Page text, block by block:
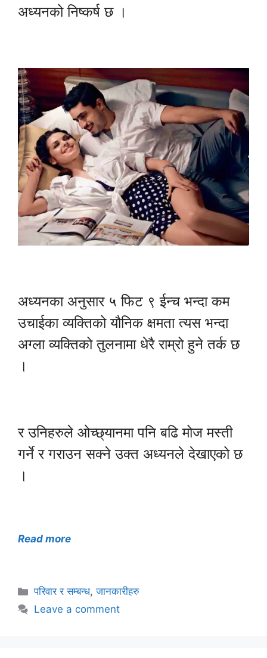
अध्यनको निष्कर्ष छ ।
अध्यनका अनुसार ५ फिट ९ ईन्च भन्दा कम
उचाईका व्यक्तिको यौनिक क्षमता त्यस भन्दा
अग्ला व्यक्तिको तुलनामा धेरै राम्रो हुने तर्क छ
।
र उनिहरुले ओच्छ्यानमा पनि बढि मोज मस्ती
गर्ने र गराउन सक्ने उक्त अध्यनले देखाएको छ
।
Read more
Categories
परिवार र सम्बन्ध,जानकारीहरु
Leave a comment